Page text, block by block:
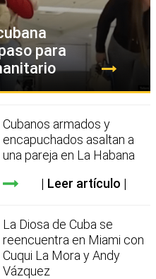
para
Cubanos armados y
encapuchados asaltan a
una pareja en La Habana
Leer artículo
La Diosa de Cuba se
reencuentra en Miami con
Cuqui La Mora y Andy
Vázquez